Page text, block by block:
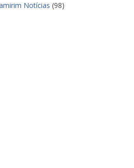
Notícias (98)